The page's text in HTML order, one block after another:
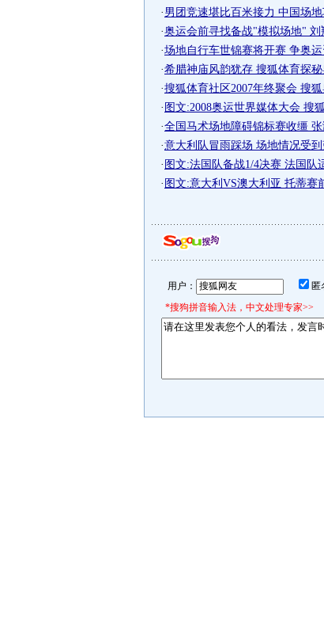
· 男团竞速堪比百米接力 中国场
·奥运会前寻找备战"模拟场地" 刘
·场地自行车世锦赛将开赛 争奥
·希腊神庙风韵犹存 搜狐体育探
·搜狐体育社区2007年终聚会 搜
· 图文:2008奥运世界媒体大会 搜
·全国马术场地障碍锦标赛收缰
·意大利队冒雨踩场 场地情况受
· 图文:法国队备战1/4决赛 法国队
· 图文:意大利VS澳大利亚 托蒂赛
用户：
*搜狗拼音输入法，中文处理专家>>